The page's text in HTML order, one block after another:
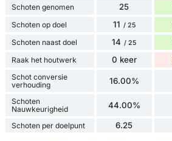
Schoten genomen 25
Schoten op doel 11 / 25
Schoten naast doel 14 / 25
Raak het houtwerk 0 keer
Schot conversie
verhouding
16.00%
Schoten
Nauwkeurigheid
44.00%
Schoten per doelpunt 6.25